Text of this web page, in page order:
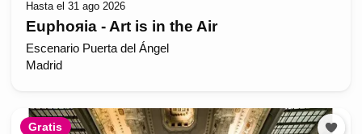
Hasta el 31 ago 2026
Euphoяia - Art is in the Air
Escenario Puerta del Ángel
Madrid
Gratis